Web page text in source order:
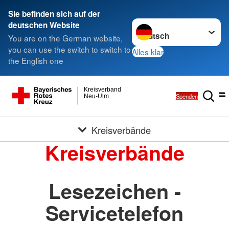
Sie befinden sich auf der
deutschen Website
You are on the German website,
you can use the switch to switch to
the English one
Sprache wechseln zu
Alles klar
Neu-Ulm
Kreisverband
Spenden
Kreisverbände
Kreisverbände
Lesezeichen -
Servicetelefon